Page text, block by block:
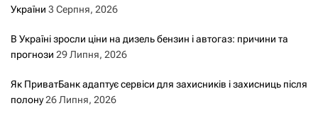
України 3 Серпня, 2026
В Україні зросли ціни на дизель бензин і автогаз: причини та
прогнози 29 Липня, 2026
Як ПриватБанк адаптує сервіси для захисників і захисниць після
полону26 Липня, 2026